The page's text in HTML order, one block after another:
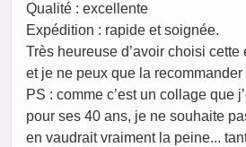
Qualité : excellente
Expédition : rapide et soignée.
Très heureuse d’avoir choisi
et je ne peux que la recommander
PS : comme c’est un collage que
pour ses 40 ans, je ne souhaite
en vaudrait vraiment la peine...